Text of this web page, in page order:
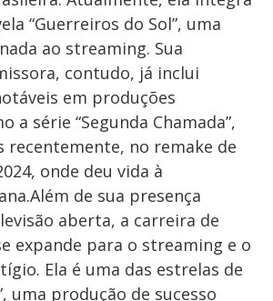
“Guerreiros do Sol”, uma
ao streaming. Sua
contudo, já inclui
em produções
a série “Segunda Chamada”,
recentemente, no remake de
onde deu vida à
de sua presença
aberta, a carreira de
expande para o streaming e o
Ela é uma das estrelas de
uma produção de sucesso